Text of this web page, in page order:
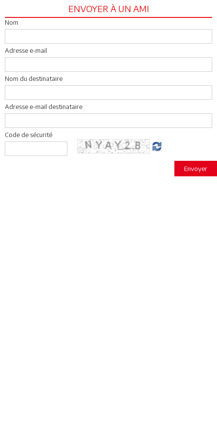
ENVOYER À UN AMI
Nom
Adresse e-mail
Nom du destinataire
Adresse e-mail destinataire
Code de sécurité
Envoyer